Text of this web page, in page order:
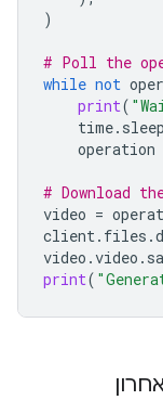
)
# Poll the
while not
print(
time. sleep
operation
# Download
video =
client. files .
video .video .
print(